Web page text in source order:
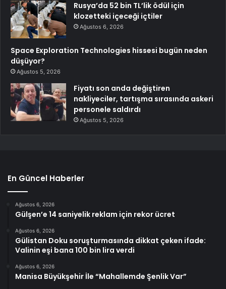
Rusya’da 52 bin TL’lik ödül için
klozetteki içeceği içtiler
Ağustos 6, 2026
Space Exploration Technologies hissesi bugün neden
düşüyor?
Ağustos 5, 2026
Fiyatı son anda değiştiren
nakliyeciler, tartışma sırasında askeri
personele saldırdı
Ağustos 5, 2026
En Güncel Haberler
Ağustos 6, 2026
Gülşen’e 14 saniyelik reklam için rekor ücret
Ağustos 6, 2026
Gülistan Doku soruşturmasında dikkat çeken ifade:
Valinin eşi bana 100 bin lira verdi
Ağustos 6, 2026
Manisa Büyükşehir İle “Mahallemde Şenlik Var”